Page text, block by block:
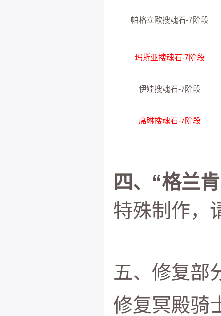
帕格立欧搜魂石-7阶段
玛斯亚搜魂石-7阶段
伊娃搜魂石-7阶段
席琳搜魂石-7阶段
四、“格兰
特殊制作，
五、修复部
修复冥殿骑